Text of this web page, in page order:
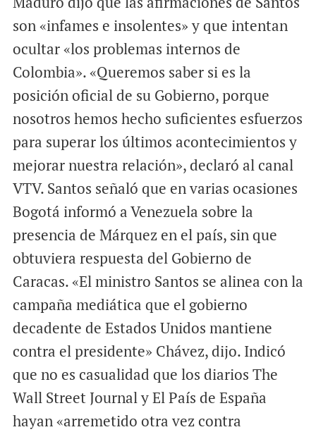
son «infames e insolentes» y que intentan
ocultar «los problemas internos de
Colombia». «Queremos saber si es la
posición oficial de su Gobierno, porque
nosotros hemos hecho suficientes esfuerzos
para superar los últimos acontecimientos y
mejorar nuestra relación», declaró al canal
VTV. Santos señaló que en varias ocasiones
Bogotá informó a Venezuela sobre la
presencia de Márquez en el país, sin que
obtuviera respuesta del Gobierno de
Caracas. «El ministro Santos se alinea con la
campaña mediática que el gobierno
decadente de Estados Unidos mantiene
contra el presidente» Chávez, dijo. Indicó
que no es casualidad que los diarios The
Wall Street Journal y El País de España
hayan «arremetido otra vez contra